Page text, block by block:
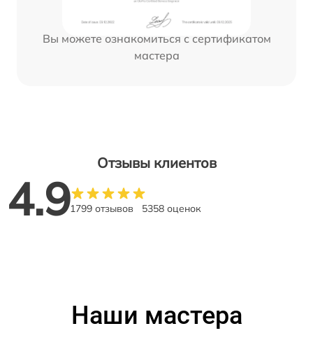
Вы можете ознакомиться с сертификатом
мастера
Отзывы клиентов
4.91799 отзывов 5358 оценок
Наши мастера